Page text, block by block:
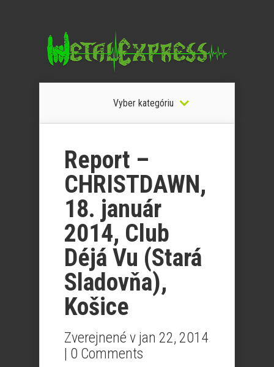
Vyber kategóriu
Report –
CHRISTDAWN,
18. január
2014, Club
Déjá Vu (Stará
Sladovňa),
Košice
Zverejnené v jan 22, 2014
| 0 Comments